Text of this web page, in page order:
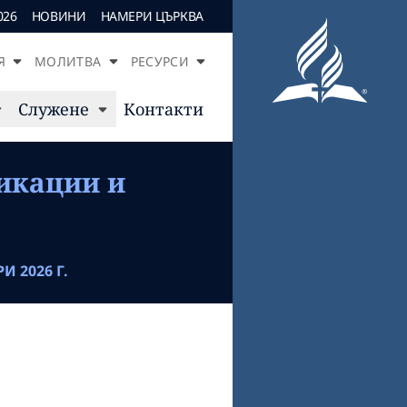
НОВИНИ НАМЕРИ ЦЪРКВА
МОЛИТВА РЕСУРСИ
Служене Контакти
и
2026 Г.